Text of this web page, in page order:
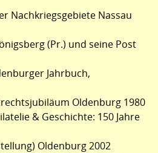
Nachkriegsgebiete Nassau
(Pr.) und seine Post
Jahrbuch,
Oldenburg 1980
& Geschichte: 150 Jahre
Oldenburg 2002